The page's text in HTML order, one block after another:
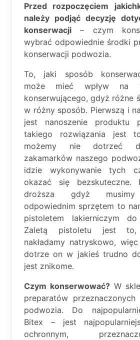
Przed rozpoczęciem
należy podjąć decyzję
konserwacji – czym
wybrać odpowiednie środki
konserwacji podwozia.
To, jaki sposób
może mieć wpływ na
konserwującego, gdyż różne
w różny sposób. Pierwszą i
jest nanoszenie produktu
takiego rozwiązania jest
możemy nie dotrzeć
zakamarków naszego
idzie wykonywanie tych
okazać się bezskuteczne.
droższa gdyż musimy
odpowiednim sprzętem to
pistoletem lakierniczym
Zaletą pistoletu jest
nakładamy natryskowo,
dotrze on w jakieś trudno
jest znikome.
Czym konserwować? W
preparatów
podwozia. Do
Bitex – jest
ochronnym,